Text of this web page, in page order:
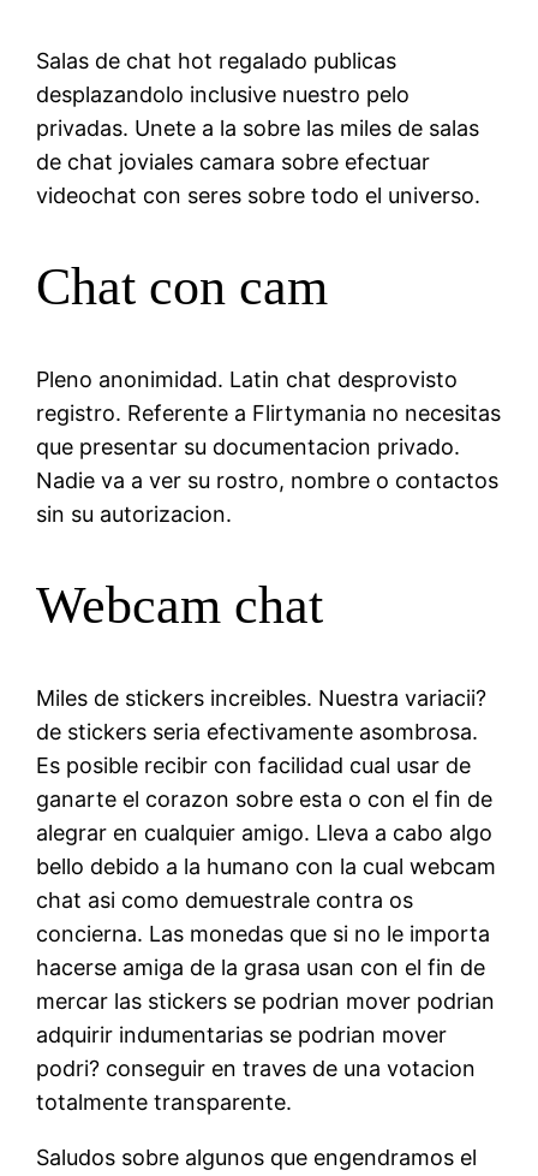
Salas de chat hot regalado publicas
desplazandolo inclusive nuestro pelo
privadas. Unete a la sobre las miles de salas
de chat joviales camara sobre efectuar
videochat con seres sobre todo el universo.
Chat con cam
Pleno anonimidad. Latin chat desprovisto
registro. Referente a Flirtymania no necesitas
que presentar su documentacion privado.
Nadie va a ver su rostro, nombre o contactos
sin su autorizacion.
Webcam chat
Miles de stickers increibles. Nuestra variacii?
de stickers seri­a efectivamente asombrosa.
Es posible recibir con facilidad cual usar de
ganarte el corazon sobre esta o con el fin de
alegrar en cualquier amigo. Lleva a cabo algo
bello debido a la humano con la cual webcam
chat asi­ como demuestrale contra os
concierna. Las monedas que si no le importa
hacerse amiga de la grasa usan con el fin de
mercar las stickers se podri­an mover podri­an
adquirir indumentarias se podri­an mover
podri? conseguir en traves de una votacion
totalmente transparente.
Saludos sobre algunos que engendramos el